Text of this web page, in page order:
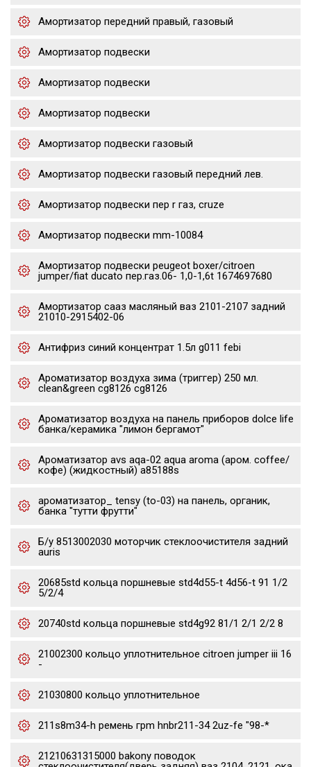
Амортизатор передний правый, газовый
Амортизатор подвески
Амортизатор подвески
Амортизатор подвески
Амортизатор подвески газовый
Амортизатор подвески газовый передний лев.
Амортизатор подвески пер r газ, cruze
Амортизатор подвески mm-10084
Амортизатор подвески peugeot boxer/citroen
jumper/fiat ducato пер.газ.06- 1,0-1,6t 1674697680
Амортизатор сааз масляный ваз 2101-2107 задний
21010-2915402-06
Антифриз синий концентрат 1.5л g011 febi
Ароматизатор воздуха зима (триггер) 250 мл.
clean&green cg8126 cg8126
Ароматизатор воздуха на панель приборов dolce life
банка/керамика "лимон бергамот"
Ароматизатор avs aqa-02 aqua aroma (аром. coffee/
кофе) (жидкостный) a85188s
ароматизатор_ tensy (to-03) на панель, органик,
банка "тутти фрутти"
Б/у 8513002030 моторчик стеклоочистителя задний
auris
20685std кольца поршневые std4d55-t 4d56-t 91 1/2
5/2/4
20740std кольца поршневые std4g92 81/1 2/1 2/2 8
21002300 кольцо уплотнительное citroen jumper iii 16
-
21030800 кольцо уплотнительное
211s8m34-h ремень грm hnbr211-34 2uz-fe "98-*
21210631315000 bakony поводок